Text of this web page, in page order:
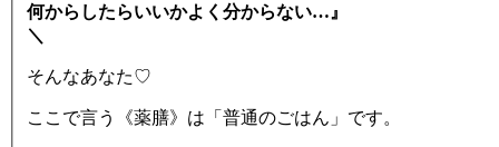
何からしたらいいかよく分からない…』
＼
そんなあなた♡
ここで言う《薬膳》は「普通のごはん」です。